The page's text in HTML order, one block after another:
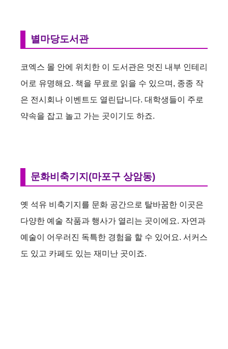
별마당도서관
코엑스 몰 안에 위치한 이 도서관은 멋진 내부 인테리
어로 유명해요. 책을 무료로 읽을 수 있으며, 종종 작
은 전시회나 이벤트도 열린답니다. 대학생들이 주로
약속을 잡고 놀고 가는 곳이기도 하죠.
문화비축기지(마포구 상암동)
옛 석유 비축기지를 문화 공간으로 탈바꿈한 이곳은
다양한 예술 작품과 행사가 열리는 곳이에요. 자연과
예술이 어우러진 독특한 경험을 할 수 있어요. 서커스
도 있고 카페도 있는 재미난 곳이죠.